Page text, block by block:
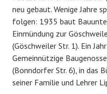
neu gebaut. Wenige Jahre
folgen: 1935 baut
Einmündung zur
(Göschweiler Str. 1). Ein
Gemeinnützige
(Bonndorfer Str. 6), in das
seiner Familie und Lehrer